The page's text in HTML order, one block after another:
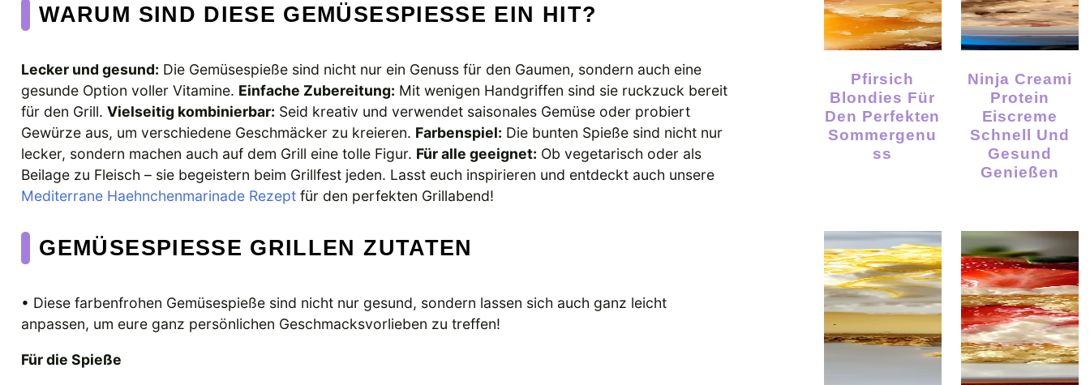
WARUM SIND DIESE GEMÜSESPIESSE EIN HIT?
Lecker und gesund: Die Gemüsespieße sind nicht nur ein Genuss für den Gaumen, sondern auch eine
gesunde Option voller Vitamine. Einfache Zubereitung: Mit wenigen Handgriffen sind sie ruckzuck bereit
für den Grill. Vielseitig kombinierbar: Seid kreativ und verwendet saisonales Gemüse oder probiert
Gewürze aus, um verschiedene Geschmäcker zu kreieren. Farbenspiel: Die bunten Spieße sind nicht nur
lecker, sondern machen auch auf dem Grill eine tolle Figur. Für alle geeignet: Ob vegetarisch oder als
Beilage zu Fleisch – sie begeistern beim Grillfest jeden. Lasst euch inspirieren und entdeckt auch unsere
Mediterrane Haehnchenmarinade Rezept für den perfekten Grillabend!
GEMÜSESPIESSE GRILLEN ZUTATEN
• Diese farbenfrohen Gemüsespieße sind nicht nur gesund, sondern lassen sich auch ganz leicht
anpassen, um eure ganz persönlichen Geschmacksvorlieben zu treffen!
Für die Spieße
Pfirsich
Blondies Für
Den Perfekten
Sommergenu
Ss
Ninja Creami
Protein
Eiscreme
Schnell Und
Gesund
Genießen